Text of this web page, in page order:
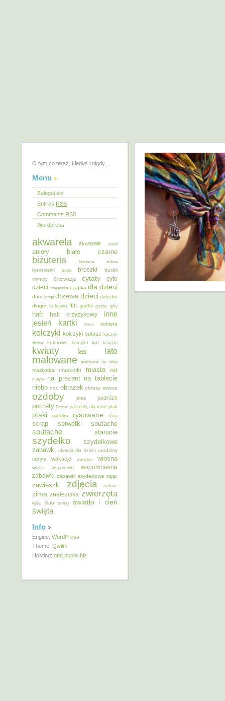
O tym co teraz, kiedyś i nigdy…
Menu
Zaloguj się
Entries RSS
Comments RSS
Wordpress
akwarela akwarele anioł
anioły biało czarne
biżuteria
biżuteria ślubna
bransoletki
bratki broszki buciki
chmury Chorwacja cytaty
cyto
dzieci czapeczka czapka dla dzieci
dom droga drzewa dzieci dziecko
długie kolczyki filc graffiti grzyby góry
haft haft krzyżykowy inne
jesień kartki kawa kobieta
kolczyki kolczyki sutasz kolczyki
ślubne
kolorowo komplet kot książki
kwiaty las lato
malowane malowane na szkle
maskotka maskotki miasto miś
motyle na prezent na tablecie
niebo noc obrazek obrusy owoce
ozdoby pies podróże
portrety Poznań prezenty dla mnie ptak
ptaki pudełka rysowane róża
scrap serwetki soutache
soutache starocie
szydełko
szydełkowe
zabawki ubrania dla dzieci urodziny
uszyte wakacje warzywa wiosna
woda wspominki
wspomnienia
zabawki zabawki szydełkowe zając
zawieszki zdjęcia zielone
zima znaleziska zwierzęta
łąka ślub śnieg światło i cień
święta
Info
Engine: WordPress
Theme: Qwilm!
Hosting: dnd.popiel.biz